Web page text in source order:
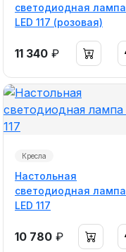
светодиодная лампа
LED 117 (розовая)
11 340 ₽
Кресла
Настольная
светодиодная лампа
LED 117
10 780 ₽